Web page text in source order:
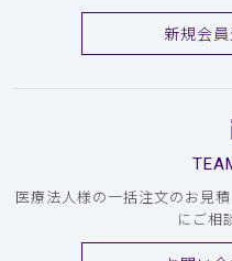
新規会
医療法人様の一括注文のお見
にご相